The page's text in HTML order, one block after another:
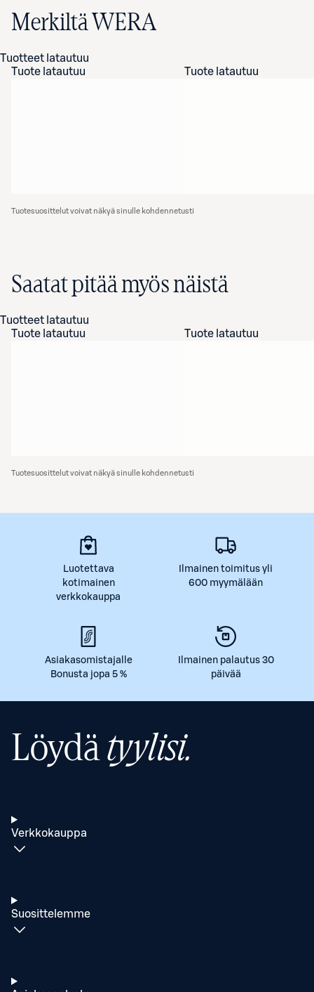
Merkiltä WERA
Tuotteet latautuu
Tuote latautuu
Tuote latautuu
Tuotesuosittelut voivat näkyä sinulle kohdennetusti
Saatat pitää myös näistä
Tuotteet latautuu
Tuote latautuu
Tuote latautuu
Tuotesuosittelut voivat näkyä sinulle kohdennetusti
Luotettava
kotimainen
verkkokauppa
Ilmainen toimitus yli
600 myymälään
Asiakasomistajalle
Bonusta jopa 5 %
Ilmainen palautus 30
päivää
Löydätyylisi.
Verkkokauppa
Suosittelemme